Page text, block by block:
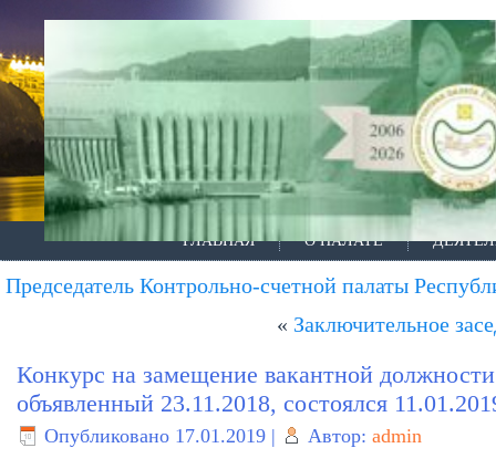
ГЛАВНАЯ О ПАЛАТЕ
Председатель Контрольно-счетной палаты
« Заключительное
Конкурс на замещение вакантной
объявленный 23.11.2018, состоялся
Опубликовано 17.01.2019 | Автор: admin